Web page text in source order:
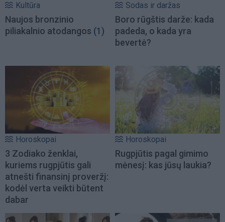
Kultūra
Naujos bronzinio
piliakalnio atodangos (1)
Sodas ir daržas
Boro rūgštis darže: kada
padeda, o kada yra
bevertė?
Horoskopai
3 Zodiako ženklai,
kuriems rugpjūtis gali
atnešti finansinį proveržį:
kodėl verta veikti būtent
dabar
Horoskopai
Rugpjūtis pagal gimimo
mėnesį: kas jūsų laukia?